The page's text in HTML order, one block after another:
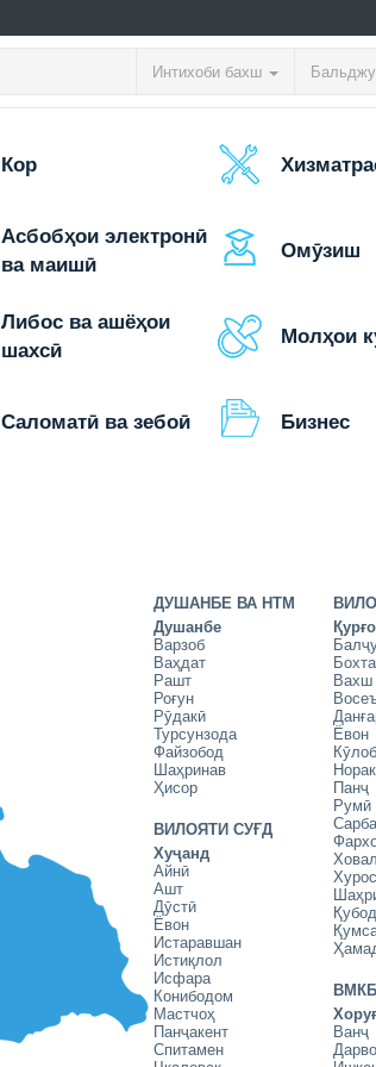
Интихоби бахш
Кор
Асбобҳои электронӣ
ва маишӣ
Омӯзиш
Либос ва ашёҳои
шахсӣ
Молҳои
Саломатӣ ва зебоӣ Бизнес
ДУШАНБЕ ВА НТМ
Душанбе
Варзоб
Ваҳдат
Рашт
Роғун
Рӯдакӣ
Турсунзода
Файзобод
Шаҳринав
Ҳисор
ВИЛОЯТИ СУҒД
Хуҷанд
Айнӣ
Ашт
Дӯстӣ
Ёвон
Истаравшан
Истиқлол
Исфара
Конибодом
Мастчоҳ
Панҷакент
Спитамен
Вахш
Ёвон
Кӯлоб
Норак
Панҷ
Румӣ
ВМКБ
Хоруғ
Ванҷ